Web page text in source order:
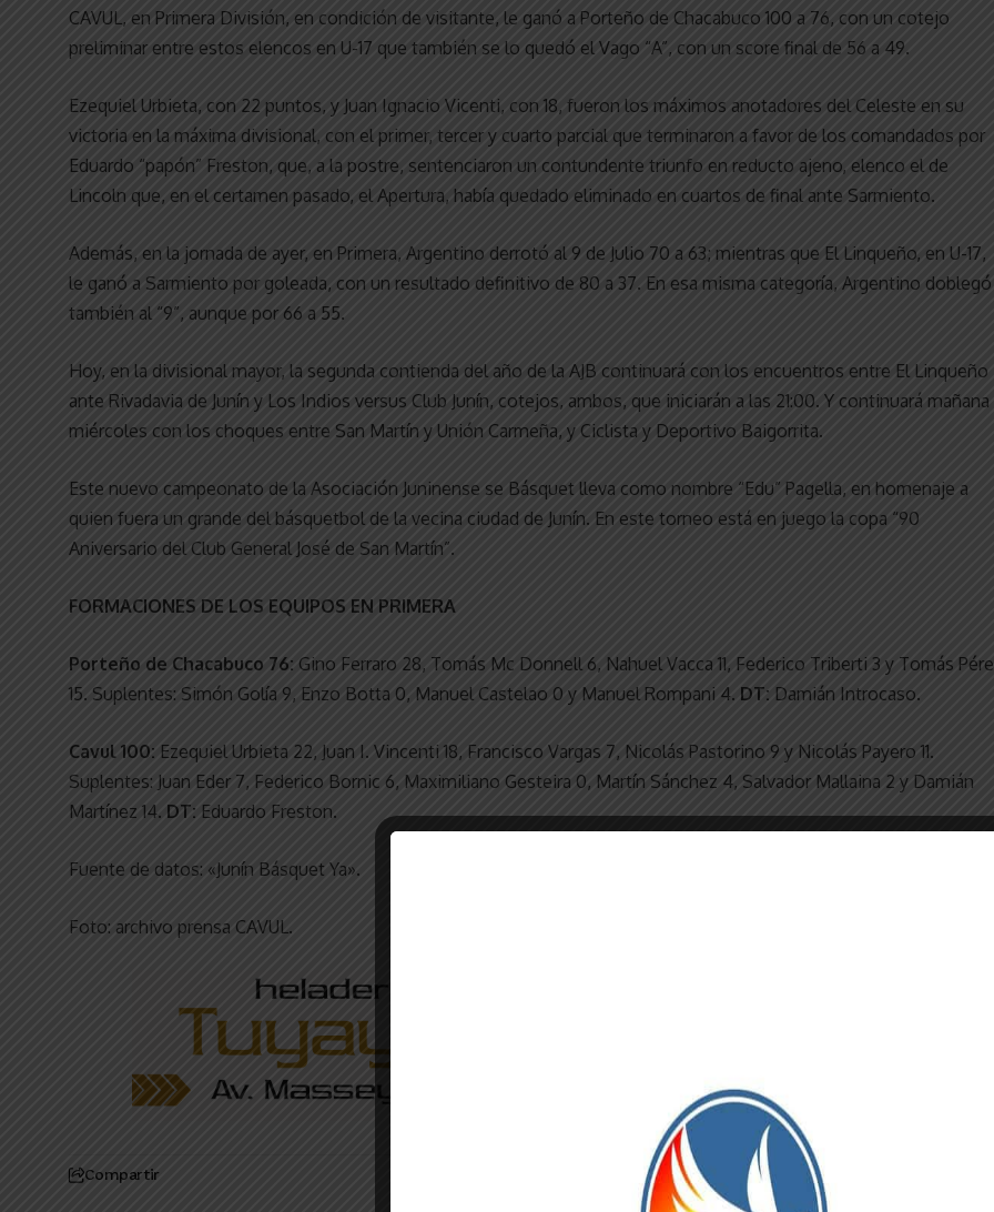
CAVUL, en Primera División, en condición de visitante, le ganó a Porteño de Chacabuco 100 a 76, con un cotejo
preliminar entre estos elencos en U-17 que también se lo quedó el Vago “A”, con un score final de 56 a 49.
Ezequiel Urbieta, con 22 puntos, y Juan Ignacio Vicenti, con 18, fueron los máximos anotadores del Celeste en su
victoria en la máxima divisional, con el primer, tercer y cuarto parcial que terminaron a favor de los comandados por
Eduardo “papón” Freston, que, a la postre, sentenciaron un contundente triunfo en reducto ajeno, elenco el de
Lincoln que, en el certamen pasado, el Apertura, había quedado eliminado en cuartos de final ante Sarmiento.
Además, en la jornada de ayer, en Primera, Argentino derrotó al 9 de Julio 70 a 63; mientras que El Linqueño, en U-17,
le ganó a Sarmiento por goleada, con un resultado definitivo de 80 a 37. En esa misma categoría, Argentino doblegó
también al “9”, aunque por 66 a 55.
Hoy, en la divisional mayor, la segunda contienda del año de la AJB continuará con los encuentros entre El Linqueño
ante Rivadavia de Junín y Los Indios versus Club Junín, cotejos, ambos, que iniciarán a las 21:00. Y continuará mañana
miércoles con los choques entre San Martín y Unión Carmeña, y Ciclista y Deportivo Baigorrita.
Este nuevo campeonato de la Asociación Juninense se Básquet lleva como nombre “Edu” Pagella, en homenaje a
quien fuera un grande del básquetbol de la vecina ciudad de Junín. En este torneo está en juego la copa “90
Aniversario del Club General José de San Martín”.
FORMACIONES DE LOS EQUIPOS EN PRIMERA
Porteño de Chacabuco 76: Gino Ferraro 28, Tomás Mc Donnell 6, Nahuel Vacca 11, Federico Triberti 3 y Tomás
15. Suplentes: Simón Golía 9, Enzo Botta 0, Manuel Castelao 0 y Manuel Rompani 4. DT: Damián Introcaso.
Cavul 100: Ezequiel Urbieta 22, Juan I. Vincenti 18, Francisco Vargas 7, Nicolás Pastorino 9 y Nicolás Payero 11.
Suplentes: Juan Eder 7, Federico Bornic 6, Maximiliano Gesteira 0, Martín Sánchez 4, Salvador Mallaina 2 y Damián
Martínez 14. DT: Eduardo Freston.
Fuente de datos: «Junín Básquet Ya».
Foto: archivo prensa CAVUL.
Compartir